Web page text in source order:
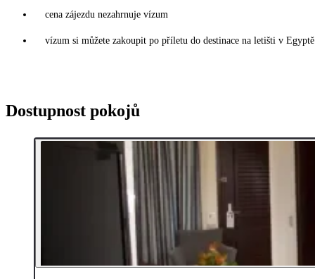
cena zájezdu nezahrnuje vízum
vízum si můžete zakoupit po příletu do destinace na letišti v
Dostupnost pokojů